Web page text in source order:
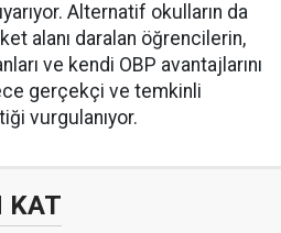
Alternatif okulların da
alanı daralan öğrencilerin,
ve kendi OBP avantajlarını
gerçekçi ve temkinli
vurgulanıyor.
KAT